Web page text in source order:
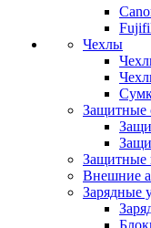
Чехлы
Защитные
Защитные
Внешние
Зарядные